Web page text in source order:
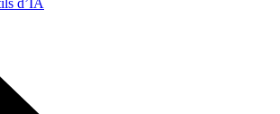
d’IA